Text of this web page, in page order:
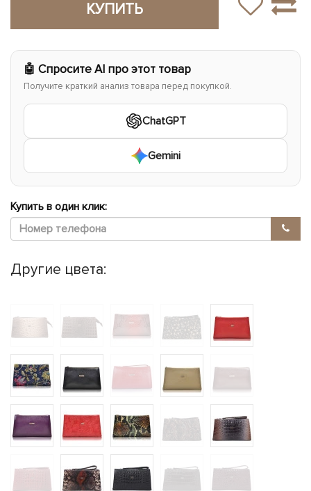
КУПИТЬ
🤖 Спросите AI про этот товар
Получите краткий анализ товара перед покупкой.
ChatGPT
Gemini
Купить в один клик:
Другие цвета: